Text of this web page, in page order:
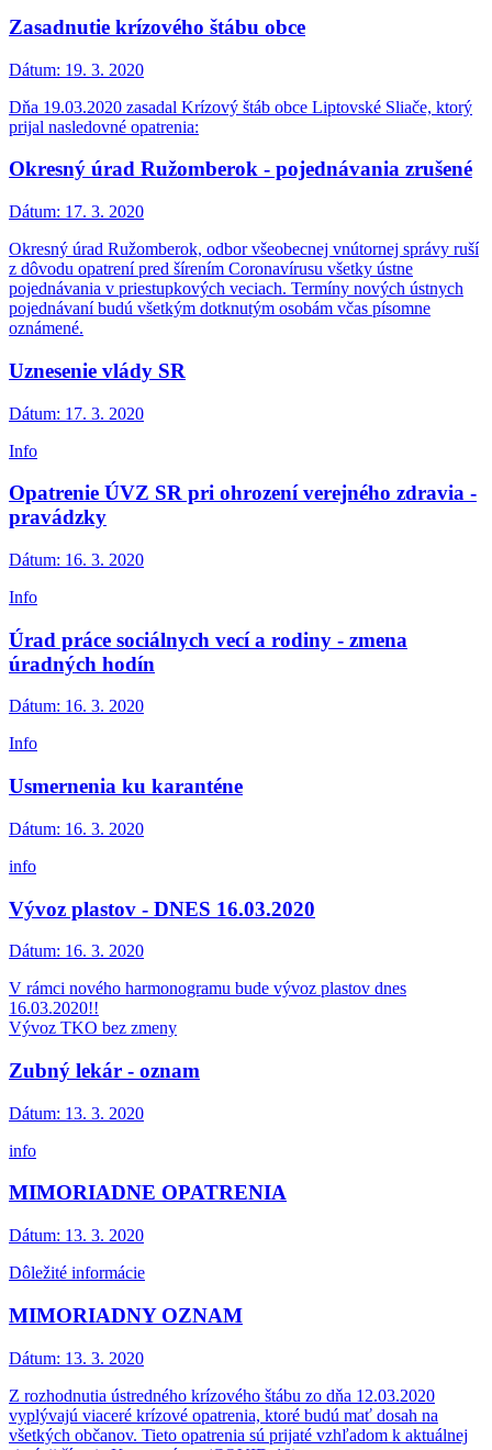
Zasadnutie krízového štábu obce
Dátum: 19. 3. 2020
Dňa 19.03.2020 zasadal Krízový štáb obce Liptovské Sliače, ktorý
prijal nasledovné opatrenia:
Okresný úrad Ružomberok - pojednávania zrušené
Dátum: 17. 3. 2020
Okresný úrad Ružomberok, odbor všeobecnej vnútornej správy ruší
z dôvodu opatrení pred šírením Coronavírusu všetky ústne
pojednávania v priestupkových veciach. Termíny nových ústnych
pojednávaní budú všetkým dotknutým osobám včas písomne
oznámené.
Uznesenie vlády SR
Dátum: 17. 3. 2020
Info
Opatrenie ÚVZ SR pri ohrození verejného zdravia -
pravádzky
Dátum: 16. 3. 2020
Info
Úrad práce sociálnych vecí a rodiny - zmena
úradných hodín
Dátum: 16. 3. 2020
Info
Usmernenia ku karanténe
Dátum: 16. 3. 2020
info
Vývoz plastov - DNES 16.03.2020
Dátum: 16. 3. 2020
V rámci nového harmonogramu bude vývoz plastov dnes
16.03.2020!!
Vývoz TKO bez zmeny
Zubný lekár - oznam
Dátum: 13. 3. 2020
info
MIMORIADNE OPATRENIA
Dátum: 13. 3. 2020
Dôležité informácie
MIMORIADNY OZNAM
Dátum: 13. 3. 2020
Z rozhodnutia ústredného krízového štábu zo dňa 12.03.2020
vyplývajú viaceré krízové opatrenia, ktoré budú mať dosah na
všetkých občanov. Tieto opatrenia sú prijaté vzhľadom k aktuálnej